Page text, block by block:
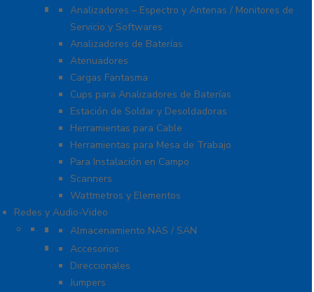
Equipo de Laboratorio
Analizadores – Espectro y Antenas / Monitores de
Servicio y Softwares
Analizadores de Baterías
Atenuadores
Cargas Fantasma
Cups para Analizadores de Baterías
Estación de Soldar y Desoldadoras
Herramientas para Cable
Herramientas para Mesa de Trabajo
Para Instalación en Campo
Scanners
Wattmetros y Elementos
Redes y Audio-Video
Almacenamiento NAS / SAN y Servidores
Almacenamiento NAS / SAN
Antenas
Accesorios
Direccionales
Jumpers